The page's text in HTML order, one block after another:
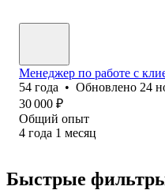
Менеджер по работе с
54 года • Обновлено 24
30 000 ₽
Общий опыт
4 года 1 месяц
Быстрые